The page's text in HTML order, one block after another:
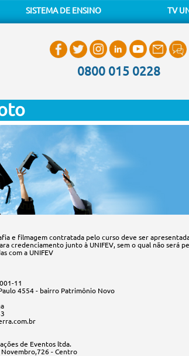
SISTEMA DE ENSINO TV
0800 015 0228
e filmagem contratada pelo curso deve ser
credenciamento junto à UNIFEV, sem o qual não será
com a UNIFEV
11
4554 - bairro Patrimônio Novo
de Eventos ltda.
- Centro